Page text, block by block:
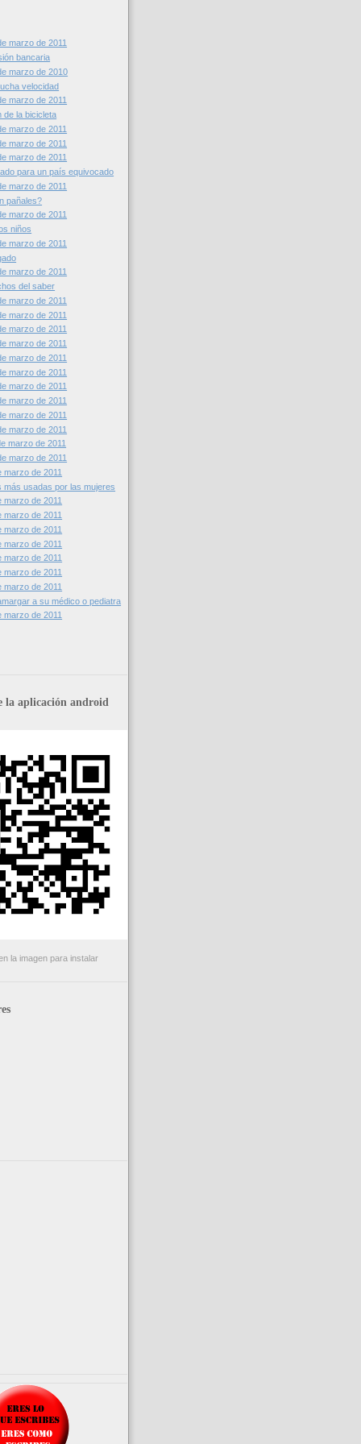
marzo de 2011
bancaria
marzo de 2010
velocidad
marzo de 2011
de la bicicleta
marzo de 2011
marzo de 2011
marzo de 2011
para un país equivocado
marzo de 2011
pañales?
marzo de 2011
niños
marzo de 2011
marzo de 2011
del saber
marzo de 2011
marzo de 2011
marzo de 2011
marzo de 2011
marzo de 2011
marzo de 2011
marzo de 2011
marzo de 2011
marzo de 2011
marzo de 2011
marzo de 2011
marzo de 2011
marzo de 2011
más usadas por las mujeres
marzo de 2011
marzo de 2011
marzo de 2011
marzo de 2011
marzo de 2011
marzo de 2011
marzo de 2011
a su médico o pediatra
marzo de 2011
la aplicación android
la imagen para instalar